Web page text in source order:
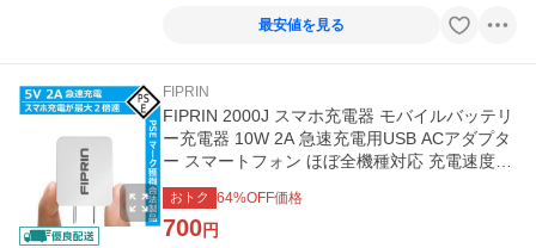
最安値を見る
FIPRIN
FIPRIN 2000J スマホ充電器 モバイルバッテリ
ー充電器 10W 2A 急速充電用USB ACアダプタ
ー スマートフォン ほぼ全機種対応 充電速度２
倍
おトク 64%OFF価格
700円